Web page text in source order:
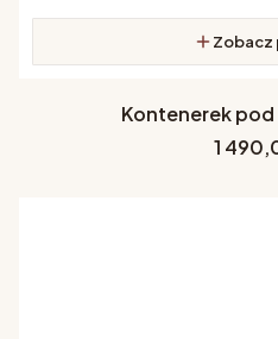
Zobacz
Kontenerek
Cena
1